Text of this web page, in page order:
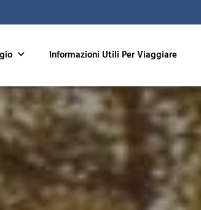
Informazioni Utili Per Viaggiare